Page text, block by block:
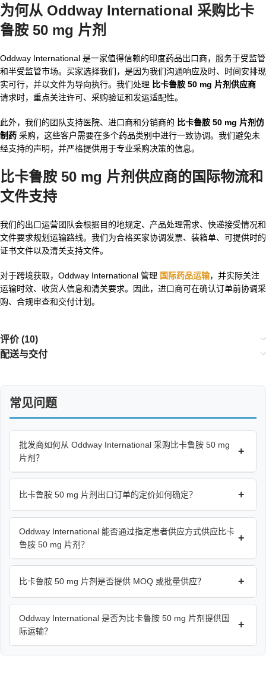
为何从 Oddway International 采购比卡
鲁胺 50 mg 片剂
Oddway International 是一家值得信赖的印度药品出口商，服务于受监管
和半受监管市场。买家选择我们，是因为我们沟通响应及时、时间安排现
实可行，并以文件为导向执行。我们处理 比卡鲁胺 50 mg 片剂供应商
请求时，重点关注许可、采购验证和发运适配性。
此外，我们的团队支持医院、进口商和分销商的 比卡鲁胺 50 mg 片剂仿
制药 采购，这些客户需要在多个药品类别中进行一致协调。我们避免未
经支持的声明，并严格提供用于专业采购决策的信息。
比卡鲁胺 50 mg 片剂供应商的国际物流和
文件支持
我们的出口运营团队会根据目的地规定、产品处理需求、快递接受情况和
文件要求规划运输路线。我们为合格买家协调发票、装箱单、可提供时的
证书文件以及清关支持文件。
对于跨境获取，Oddway International 管理 国际药品运输，并实际关注
运输时效、收货人信息和清关要求。因此，进口商可在确认订单前协调采
购、合规审查和交付计划。
评价 (10)
配送与交付
常见问题
批发商如何从 Oddway International 采购比卡鲁胺 50 mg
片剂？
+
比卡鲁胺 50 mg 片剂出口订单的定价如何确定？ +
Oddway International 能否通过指定患者供应方式供应比卡
鲁胺 50 mg 片剂？
+
比卡鲁胺 50 mg 片剂是否提供 MOQ 或批量供应？ +
Oddway International 是否为比卡鲁胺 50 mg 片剂提供国
际运输？
+